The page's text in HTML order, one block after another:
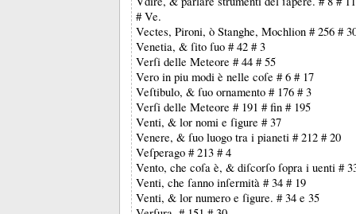
# Ve.
Vectes, Pironi, ò Stanghe, Mochlion # 256 #
Venetia, & ſito ſuo # 42 # 3
Verſi delle Meteore # 44 # 55
Vero in piu modi è nelle coſe # 6 # 17
Veſtibulo, & ſuo ornamento # 176 # 3
Verſi delle Meteore # 191 # fin # 195
Venti, & lor nomi e ſigure # 37
Venere, & ſuo luogo tra i pianeti # 212 # 20
Veſperago # 213 # 4
Vento, che coſa è, & diſcorſo ſopra i uenti #
Venti, che ſanno inſermità # 34 # 19
Venti, & lor numero e ſigure. # 34 e 35